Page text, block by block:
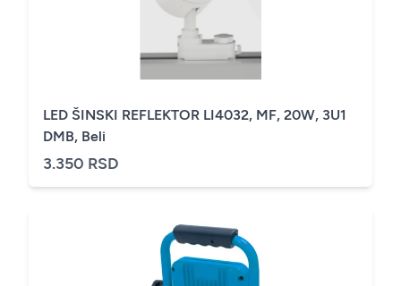
LED ŠINSKI REFLEKTOR LI4032, MF, 20W, 3U1
DMB, Beli
3.350 RSD